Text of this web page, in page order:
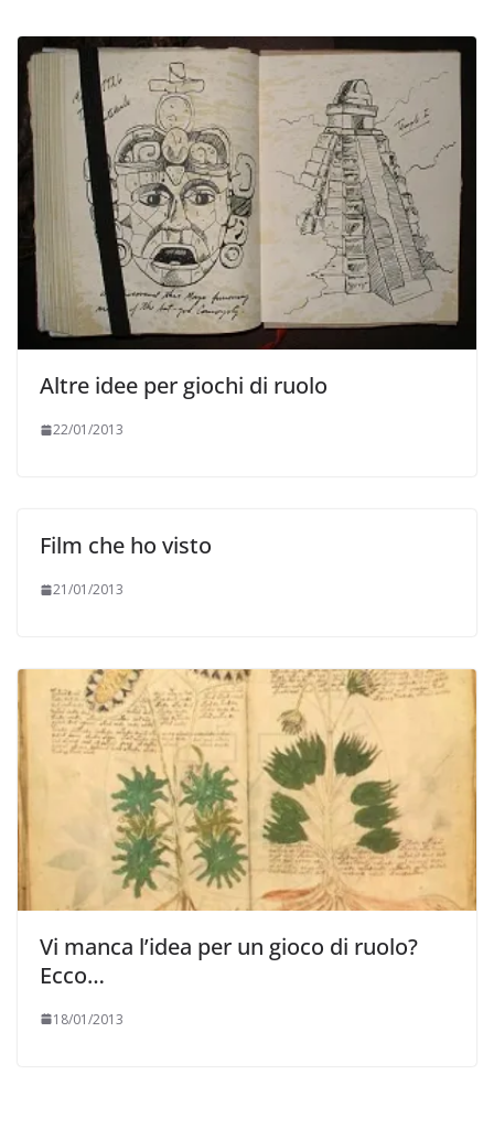
Altre idee per giochi di ruolo
22/01/2013
Film che ho visto
21/01/2013
Vi manca l’idea per un gioco di ruolo?
Ecco…
18/01/2013